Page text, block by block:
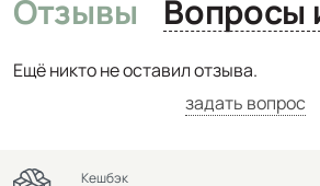
Отзывы
Ещё никто не оставил отзыва.
задать вопрос
Кешбэк